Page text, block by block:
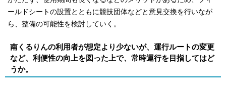
ールドシートの設置とともに競技団体などと意見交換を行いなが
ら、整備の可能性を検討していく。
南くるりんの利用者が想定より少ないが、運行ルートの変更
など、利便性の向上を図った上で、常時運行を目指してはど
うか。